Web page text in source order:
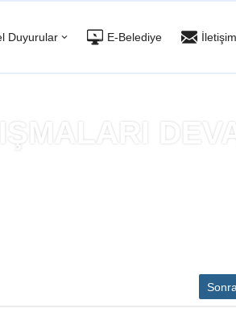
Duyurular E-Belediye İletişim